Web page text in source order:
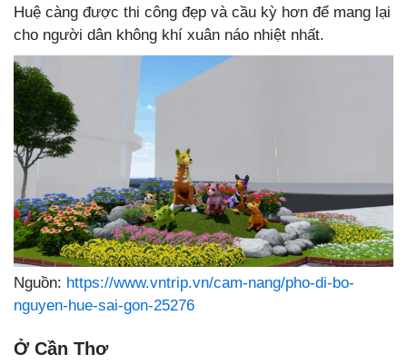
Huệ càng được thi công đẹp và cầu kỳ hơn để mang lại
cho người dân không khí xuân náo nhiệt nhất.
Nguồn: https://www.vntrip.vn/cam-nang/pho-di-bo-
nguyen-hue-sai-gon-25276
Ở Cần Thơ